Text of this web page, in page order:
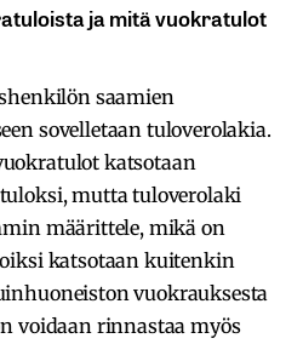
ja mitä vuokratulot
saamien
sovelletaan tuloverolakia.
katsotaan
mutta tuloverolaki
määrittele, mikä on
katsotaan kuitenkin
vuokrauksesta
voidaan rinnastaa myös